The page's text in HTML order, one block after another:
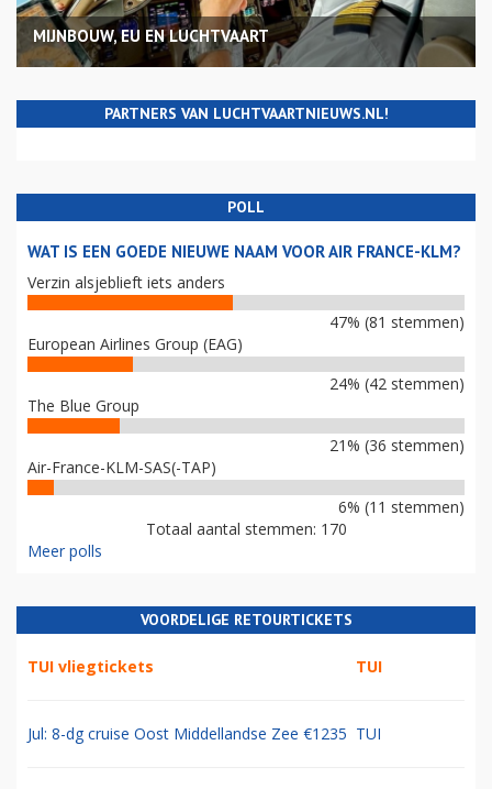
MIJNBOUW, EU EN LUCHTVAART
PARTNERS VAN LUCHTVAARTNIEUWS.NL!
POLL
WAT IS EEN GOEDE NIEUWE NAAM VOOR AIR FRANCE-KLM?
Verzin alsjeblieft iets anders
47% (81 stemmen)
European Airlines Group (EAG)
24% (42 stemmen)
The Blue Group
21% (36 stemmen)
Air-France-KLM-SAS(-TAP)
6% (11 stemmen)
Totaal aantal stemmen: 170
Meer polls
VOORDELIGE RETOURTICKETS
TUI vliegtickets TUI
Jul: 8-dg cruise Oost Middellandse Zee €1235 TUI